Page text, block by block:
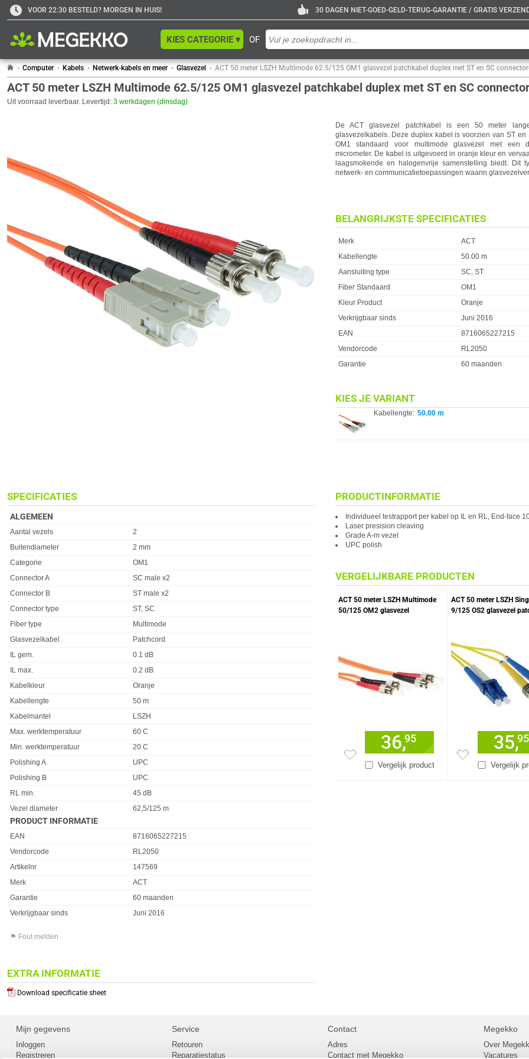
VOOR 22:30 BESTELD? MORGEN IN HUIS! 30 DAGEN NIET-GOED-GELD-TERUG-GARANTIE / GRATIS
OF
KIES CATEGORIE ▾
Computer Kabels Netwerk-kabels en meer Glasvezel ACT 50 meter LSZH Multimode 62.5/125 OM1 glasvezel patchkabel duplex met ST en SC
ACT 50 meter LSZH Multimode 62.5/125 OM1 glasvezel patchkabel duplex met ST en SC
Uit voorraad leverbaar. Levertijd: 3 werkdagen (dinsdag)
De ACT glasvezel patchkabel is een 50 meter
glasvezelkabels. Deze duplex kabel is voorzien van ST
OM1 standaard voor multimode glasvezel met een
micrometer. De kabel is uitgevoerd in oranje kleur en
laagsmokende en halogenvrije samenstelling biedt. Dit
netwerk- en communicatietoepassingen waarin
BELANGRIJKSTE SPECIFICATIES
Eigenschap
Merk
ACT
Kabellengte
50.00 m
Aansluiting type
SC, ST
Fiber Standaard
OM1
Kleur Product
Oranje
Verkrijgbaar sinds
Juni 2016
EAN
8716065227215
Vendorcode
RL2050
Garantie
60 maanden
KIES JE VARIANT
Kabellengte: 50.00 m
SPECIFICATIES
ALGEMEEN
Eigenschap Waarde
Aantal vezels
2
Buitendiameter
2 mm
Categorie
OM1
Connector A
SC male x2
Connector B
ST male x2
Connector type
ST, SC
Fiber type
Multimode
Glasvezelkabel
Patchcord
IL gem.
0.1 dB
IL max.
0.2 dB
Kabelkleur
Oranje
Kabellengte
50 m
Kabelmantel
LSZH
Max. werktemperatuur
60 C
Min. werktemperatuur
20 C
Polishing A
UPC
Polishing B
UPC
RL min.
45 dB
Vezel diameter
62,5/125 m
PRODUCT INFORMATIE
EAN
8716065227215
Vendorcode
RL2050
Artikelnr
147569
Merk
ACT
Garantie
60 maanden
Verkrijgbaar sinds
Juni 2016
⚑ Fout melden
EXTRA INFORMATIE
Download specificatie sheet
PRODUCTINFORMATIE
Individueel testrapport per kabel op IL en RL, End-face
Laser presision cleaving
Grade A-m vezel
UPC polish
VERGELIJKBARE PRODUCTEN
ACT 50 meter LSZH Multimode
50/125 OM2 glasvezel
Vergelijk product
36,95
ACT 50 meter LSZH
9/125 OS2 glasvezel
Vergelijk
35,95
Mijn gegevens
Inloggen
Registreren
Service
Retouren
Reparatiestatus
Contact
Adres
Contact met Megekko
Megekko
Over
Vacatures